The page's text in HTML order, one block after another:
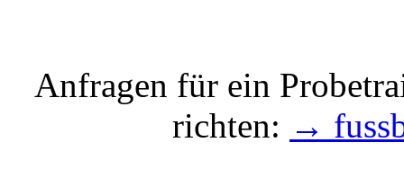
Anfragen für ein
richten: →